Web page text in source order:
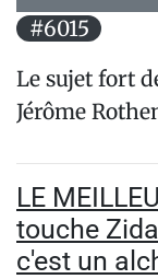
#6015
Le sujet fort
Jérôme
LE
touche
c'est un